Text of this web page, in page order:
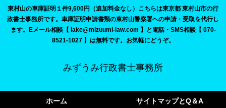
東村山の車庫証明１件9,600円（追加料金なし）こちらは東京都 東村山市の行
政書士事務所です。車庫証明申請書類の東村山警察署への申請・受取を代行し
ます。Eメール相談【 lake@mizuumi-law.com 】と電話・SMS相談【 070-
8521-1027 】は無料です。お気軽にどうぞ。
みずうみ行政書士事務所
ホーム サイトマップとQ＆A